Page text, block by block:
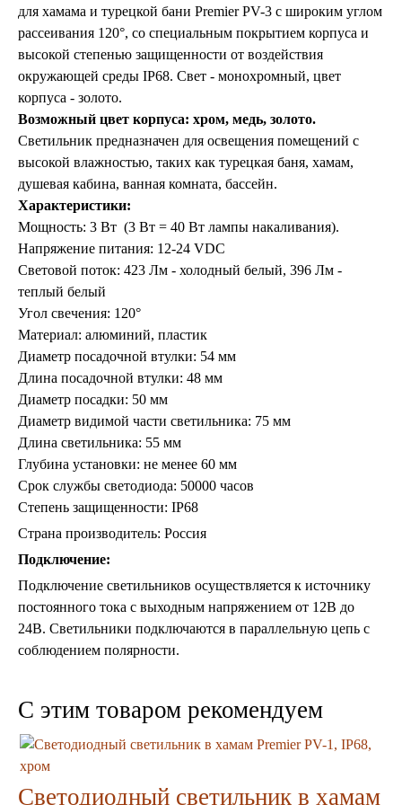
Торшеры Марокко
Торшеры Мозаика
Торшеры со стеклом
Светильники в хамам
Светильники потолочные
Светильники для кафе и ресторанов
Светильники дизайнерские
Светильники Лофт
Светильники с цепочками
Люстры для мечети
Абажуры
Столы и столики
Диваны и кресла
Комоды и тумбы
Пуфы и стулья
Шкафы
Ширмы
Обеденные группы
Спальня Марокко
Уход за мебелью
Светильники для хамама
Курны в хамам
Кувшины и чаши в хамам
Краны и смесители в хамам
Медные тазы и ведра
Аксессуары в хамам
Текстиль для хамама
Двери Марокко
Вазы
Тарелки и блюда
для хамама и турецкой бани Premier PV-3 с широким углом
рассеивания 120°, со специальным покрытием корпуса и
высокой степенью защищенности от воздействия
окружающей среды IP68. Свет - монохромный, цвет
корпуса - золото.
Возможный цвет корпуса: хром, медь, золото.
Светильник предназначен для освещения помещений с
высокой влажностью, таких как турецкая баня, хамам,
душевая кабина, ванная комната, бассейн.
Характеристики:
Мощность: 3 Вт (3 Вт = 40 Вт лампы накаливания).
Напряжение питания: 12-24 VDC
Световой поток: 423 Лм - холодный белый, 396 Лм -
теплый белый
Угол свечения: 120°
Материал: алюминий, пластик
Диаметр посадочной втулки: 54 мм
Длина посадочной втулки: 48 мм
Диаметр посадки: 50 мм
Диаметр видимой части светильника: 75 мм
Длина светильника: 55 мм
Глубина установки: не менее 60 мм
Срок службы светодиода: 50000 часов
Степень защищенности: IP68
Страна производитель: Россия
Подключение:
Подключение светильников осуществляется к источнику
постоянного тока с выходным напряжением от 12В до
24В. Светильники подключаются в параллельную цепь с
соблюдением полярности.
C этим товаром рекомендуем
Светодиодный cветильник в хамам